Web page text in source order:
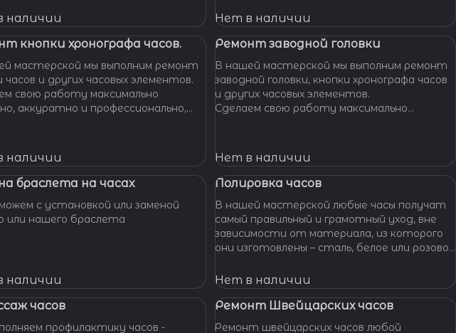
наличии
освежаем их внешний вид,
Нет в наличии
кнопки хронографа часов.
мастерской мы выполним ремонт
часов и других часовых элементов.
свою работу максимально
аккуратно и профессионально,
наличии
Ремонт заводной головки
В нашей мастерской мы выполним ремонт
заводной головки, кнопки хронографа часов
и других часовых элементов.
Сделаем свою работу максимально
Нет в наличии
браслета на часах
с установкой или заменой
или нашего браслета
наличии
Полировка часов
В нашей мастерской любые часы получат
самый правильный и грамотный уход, вне
зависимости от материала, из которого
они изготовлены – сталь, белое или розовое
специалисты отполируют практически
любой материал.
Нет в наличии
часов
профилактику часов -
Ремонт Швейцарских часов
Ремонт швейцарских часов любой